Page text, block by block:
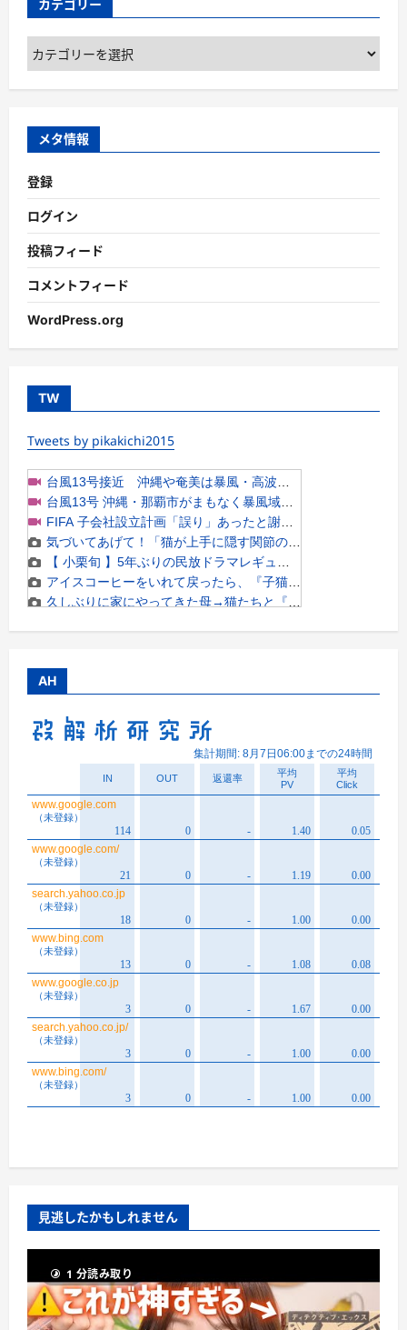
カテゴリー
カ
テ
ゴ
ー
メタ情報
登録
ログイン
投稿フィード
コメントフィード
WordPress.org
TW
Tweets by pikakichi2015
AH
見逃したかもしれません
1 分読み取り